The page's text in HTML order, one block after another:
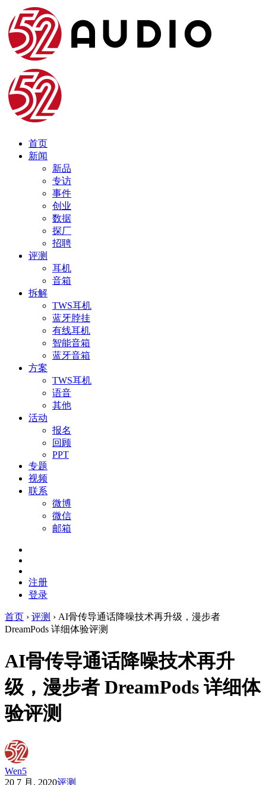
首页
新闻
新品
专访
事件
创业
数据
探厂
招聘
评测
耳机
音箱
拆解
TWS耳机
蓝牙脖挂
有线耳机
智能音箱
蓝牙音箱
方案
TWS耳机
语音
其他
活动
报名
回顾
PPT
专题
视频
联系
微博
微信
邮箱
注册
登录
首页 › 评测 › AI骨传导通话降噪技术再升级，漫步者
DreamPods 详细体验评测
AI骨传导通话降噪技术再升
级，漫步者 DreamPods 详细体
验评测
Wen5
20 7 月, 2020评测